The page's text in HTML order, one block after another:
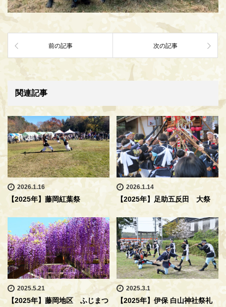
前の記事 次の記事
関連記事
2026.1.16
【2025年】藤岡紅葉祭
2026.1.14
【2025年】足助五反田 大祭
2025.5.21
【2025年】藤岡地区 ふじまつ
2025.3.1
【2025年】伊保 白山神社祭礼